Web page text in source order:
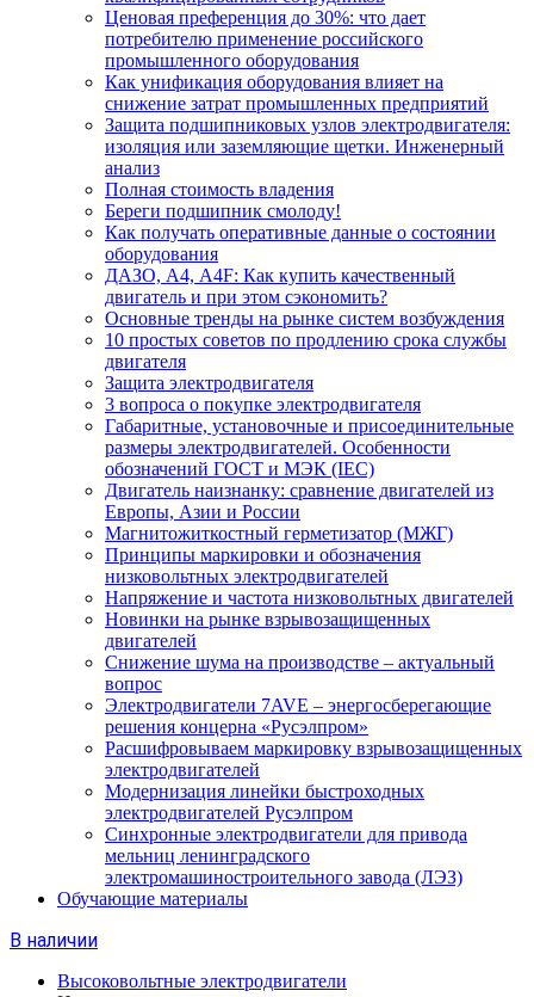
Ценовая преференция до 30%: что дает
потребителю применение российского
промышленного оборудования
Как унификация оборудования влияет на
снижение затрат промышленных предприятий
Защита подшипниковых узлов электродвигателя:
изоляция или заземляющие щетки. Инженерный
анализ
Полная стоимость владения
Береги подшипник смолоду!
Как получать оперативные данные о состоянии
оборудования
ДАЗО, А4, А4F: Как купить качественный
двигатель и при этом сэкономить?
Основные тренды на рынке систем возбуждения
10 простых советов по продлению срока службы
двигателя
Защита электродвигателя
3 вопроса о покупке электродвигателя
Габаритные, установочные и присоединительные
размеры электродвигателей. Особенности
обозначений ГОСТ и МЭК (IEC)
Двигатель наизнанку: сравнение двигателей из
Европы, Азии и России
Магнитожиткостный герметизатор (МЖГ)
Принципы маркировки и обозначения
низковольтных электродвигателей
Напряжение и частота низковольтных двигателей
Новинки на рынке взрывозащищенных
двигателей
Снижение шума на производстве – актуальный
вопрос
Электродвигатели 7AVE – энергосберегающие
решения концерна «Русэлпром»
Расшифровываем маркировку взрывозащищенных
электродвигателей
Модернизация линейки быстроходных
электродвигателей Русэлпром
Синхронные электродвигатели для привода
мельниц ленинградского
электромашиностроительного завода (ЛЭЗ)
Обучающие материалы
В наличии
Высоковольтные электродвигатели